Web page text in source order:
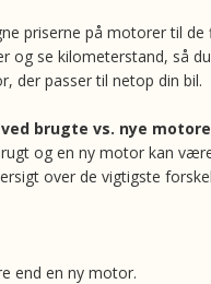
priserne på motorer til de
og se kilometerstand, så
der passer til netop din bil.
brugte vs. nye
og en ny motor kan
over de vigtigste
end en ny motor.